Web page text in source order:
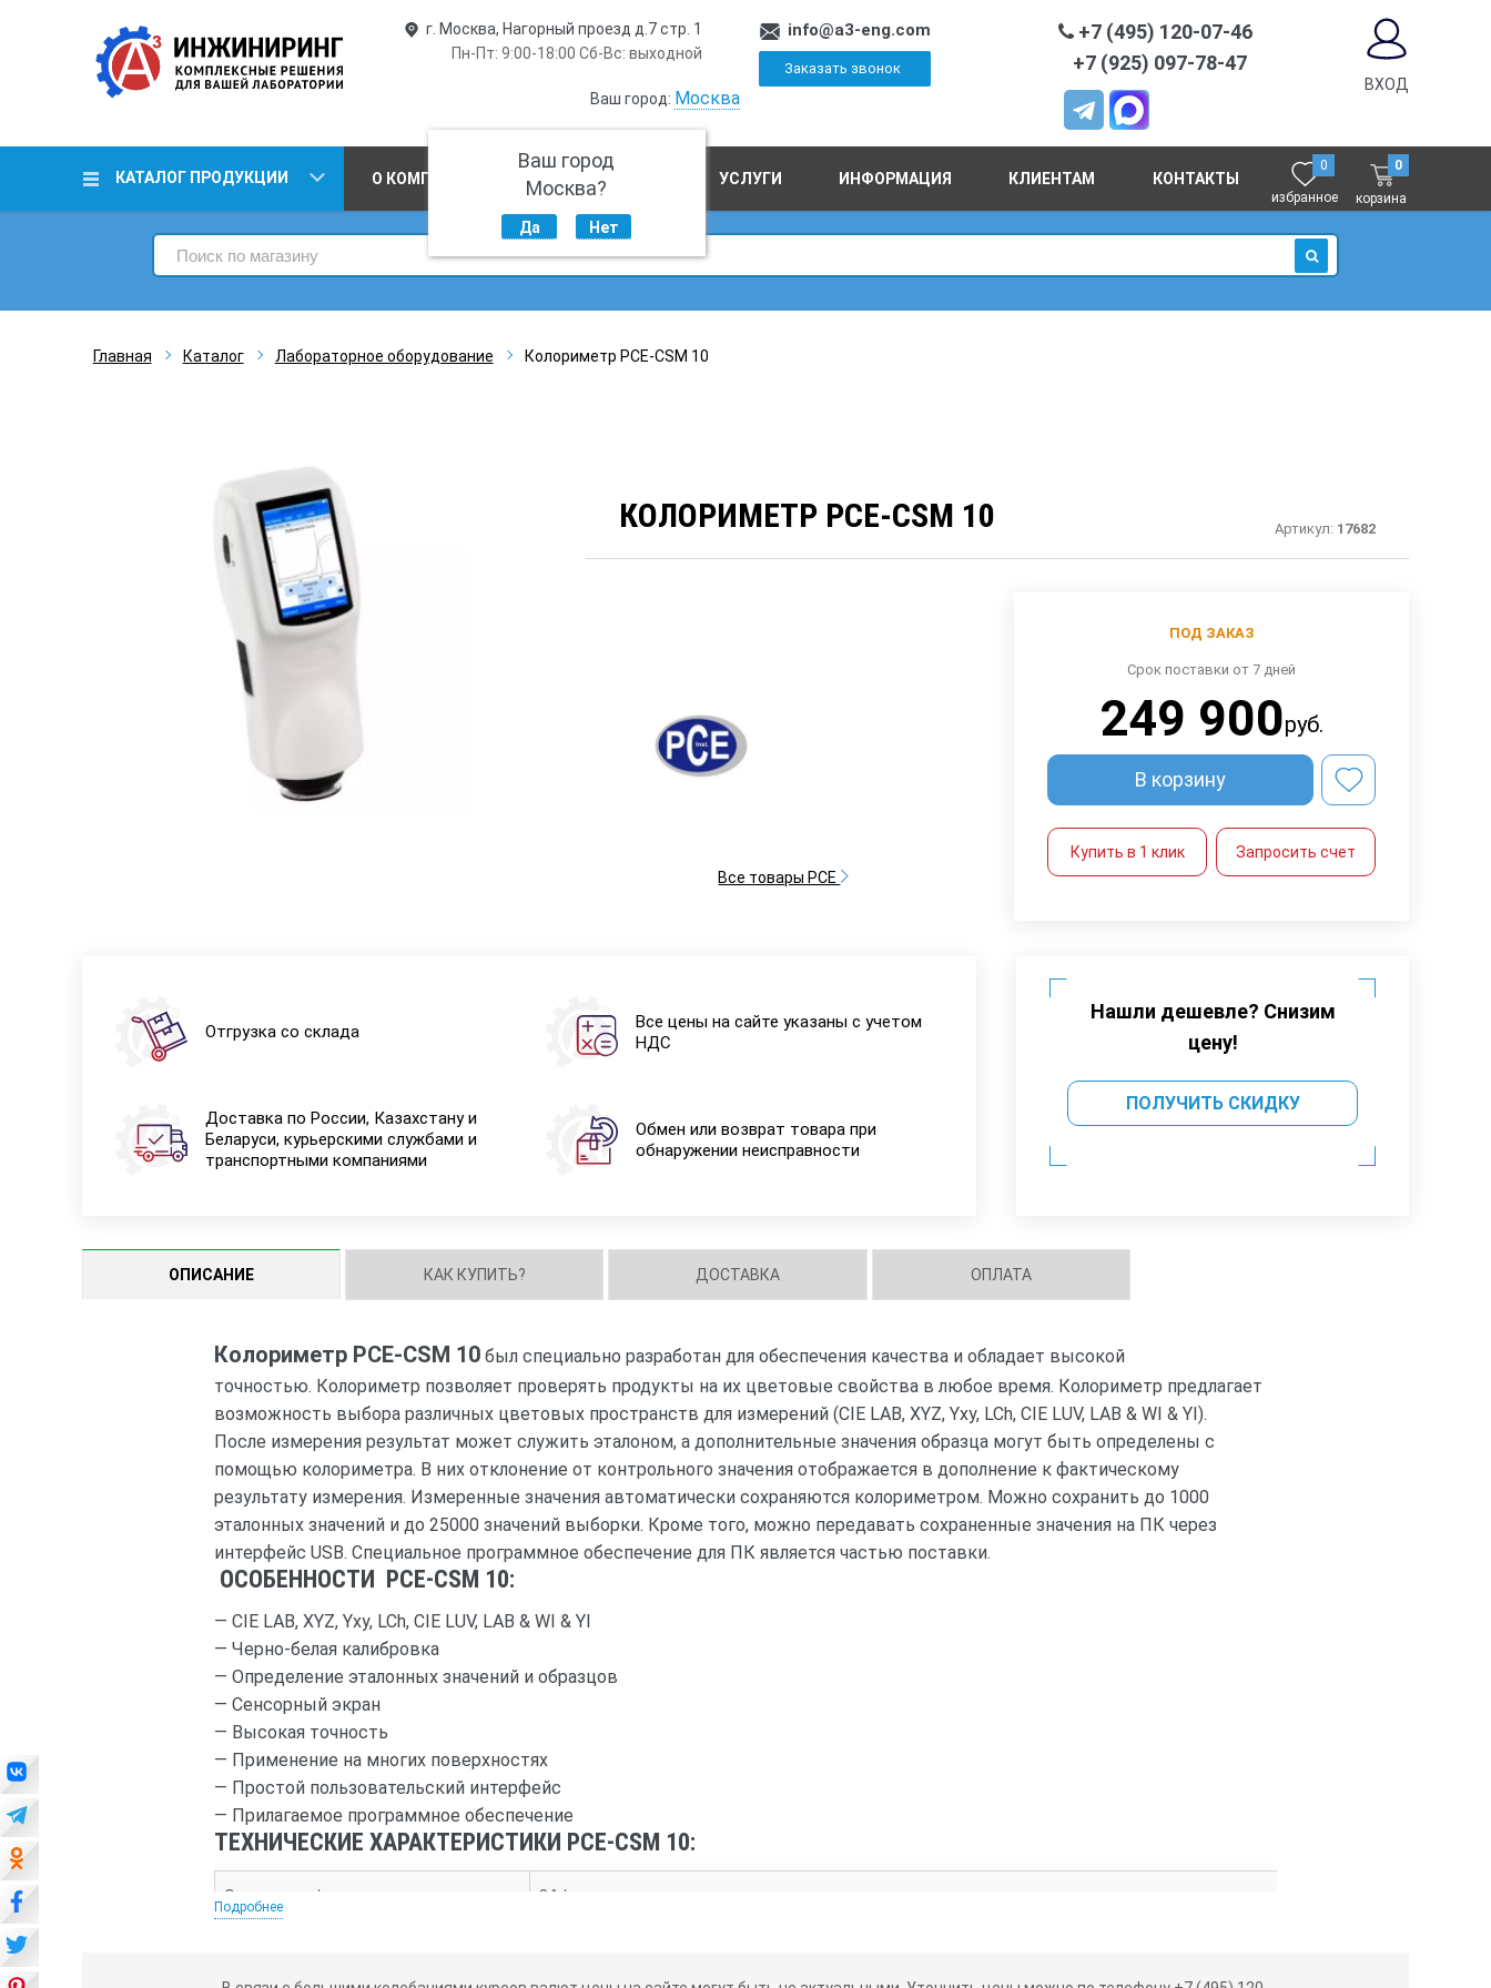
г. Москва, Нагорный проезд д.7 стр. 1
Пн-Пт: 9:00-18:00 Сб-Вс: выходной
Ваш город: Москва
Ваш город
Москва?
Да Нет
info@a3-eng.com
Заказать звонок
+7 (495) 120-07-46
+7 (925) 097-78-47
ВХОД
КАТАЛОГ ПРОДУКЦИИ О КОМПАНИИ ПРОИЗВОДСТВО УСЛУГИ ИНФОРМАЦИЯ КЛИЕНТАМ КОНТАКТЫ
0
избранное
0
корзина
ИСКАТЬ
Главная Каталог Лабораторное оборудование Колориметр PCE-CSM 10
КОЛОРИМЕТР PCE-CSM 10 Артикул: 17682
Все товары PCE
ПОД ЗАКАЗ
Срок поставки от 7 дней
249 900руб.
В корзину
Купить в 1 клик Запросить счет
Отгрузка со склада
Все цены на сайте указаны с учетом
НДС
Доставка по России, Казахстану и
Беларуси, курьерскими службами и
транспортными компаниями
Обмен или возврат товара при
обнаружении неисправности
Нашли дешевле? Снизим
цену!
ПОЛУЧИТЬ СКИДКУ
ОПИСАНИЕ КАК КУПИТЬ? ДОСТАВКА ОПЛАТА
Колориметр PCE-CSM 10 был специально разработан для обеспечения качества и обладает высокой
точностью. Колориметр позволяет проверять продукты на их цветовые свойства в любое время. Колориметр предлагает
возможность выбора различных цветовых пространств для измерений (CIE LAB, XYZ, Yxy, LCh, CIE LUV, LAB & WI & YI).
После измерения результат может служить эталоном, а дополнительные значения образца могут быть определены с
помощью колориметра. В них отклонение от контрольного значения отображается в дополнение к фактическому
результату измерения. Измеренные значения автоматически сохраняются колориметром. Можно сохранить до 1000
эталонных значений и до 25000 значений выборки. Кроме того, можно передавать сохраненные значения на ПК через
интерфейс USB. Специальное программное обеспечение для ПК является частью поставки.
ОСОБЕННОСТИ PCE-CSM 10:
— CIE LAB, XYZ, Yxy, LCh, CIE LUV, LAB & WI & YI
— Черно-белая калибровка
— Определение эталонных значений и образцов
— Сенсорный экран
— Высокая точность
— Применение на многих поверхностях
— Простой пользовательский интерфейс
— Прилагаемое программное обеспечение
ТЕХНИЧЕСКИЕ ХАРАКТЕРИСТИКИ PCE-CSM 10:
Освещение / просмотр геометрии 8 ° / д
Подробнее